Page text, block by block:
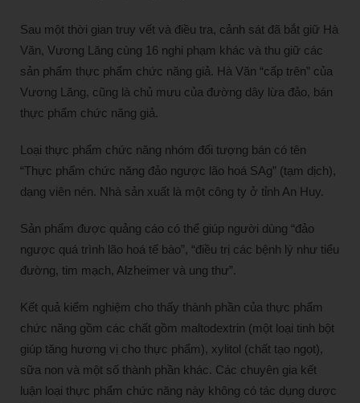
Sau một thời gian truy vết và điều tra, cảnh sát đã bắt giữ Hà
Văn, Vương Lăng cùng 16 nghi phạm khác và thu giữ các
sản phẩm thực phẩm chức năng giả. Hà Văn “cấp trên” của
Vương Lăng, cũng là chủ mưu của đường dây lừa đảo, bán
thực phẩm chức năng giả.
Loại thực phẩm chức năng nhóm đối tượng bán có tên
“Thực phẩm chức năng đảo ngược lão hoá SAg” (tạm dịch),
dạng viên nén. Nhà sản xuất là một công ty ở tỉnh An Huy.
Sản phẩm được quảng cáo có thể giúp người dùng “đảo
ngược quá trình lão hoá tế bào”, “điều trị các bệnh lý như tiểu
đường, tim mạch, Alzheimer và ung thư”.
Kết quả kiểm nghiệm cho thấy thành phần của thực phẩm
chức năng gồm các chất gồm maltodextrin (một loại tinh bột
giúp tăng hương vị cho thực phẩm), xylitol (chất tạo ngọt),
sữa non và một số thành phần khác. Các chuyên gia kết
luận loại thực phẩm chức năng này không có tác dụng dược